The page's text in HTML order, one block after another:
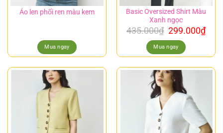
Áo len phối ren màu kem
Mua ngay
Basic Oversized Shirt Màu
Xanh ngọc
435.000₫ 299.000₫
Mua ngay